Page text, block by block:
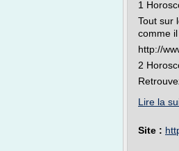
1
Tout sur
comme
http://
2
Lire la
Site :